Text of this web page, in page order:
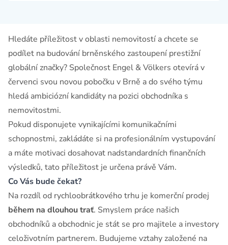
Hledáte příležitost v oblasti nemovitostí a chcete se
podílet na budování brněnského zastoupení prestižní
globální značky? Společnost Engel & Völkers otevírá v
červenci svou novou pobočku v Brně a do svého týmu
hledá ambiciózní kandidáty na pozici obchodníka s
nemovitostmi.
Pokud disponujete vynikajícími komunikačními
schopnostmi, zakládáte si na profesionálním vystupování
a máte motivaci dosahovat nadstandardních finančních
výsledků, tato příležitost je určena právě Vám.
Co Vás bude čekat?
Na rozdíl od rychloobrátkového trhu je komerční prodej
během na dlouhou trať. Smyslem práce našich
obchodníků a obchodnic je stát se pro majitele a investory
celoživotním partnerem. Budujeme vztahy založené na